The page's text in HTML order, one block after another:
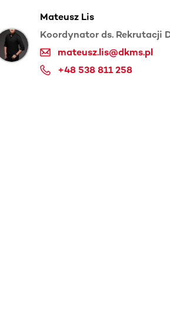
Mateusz Lis
Koordynator ds. Rekrutacji
mateusz.lis@dkms.pl
+48 538 811 258